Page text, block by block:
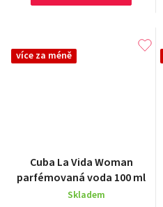
více za méně
Cuba La Vida Woman
parfémovaná voda 100 ml
Skladem